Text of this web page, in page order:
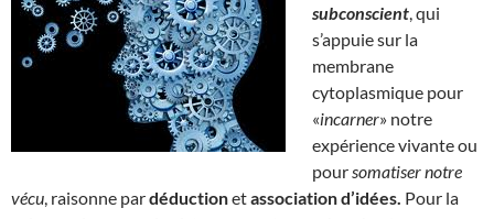
subconscient , qui
s’appuie sur la
membrane
cytoplasmique pour
«incarner» notre
expérience vivante ou
pour somatiser notre
vécu , raisonne pardéductionetassociation d’idées. Pour la